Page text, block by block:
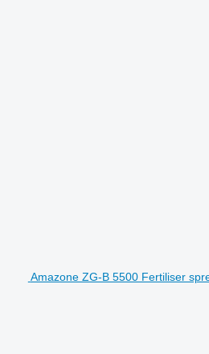
Amazone ZG-B 5500 Fertiliser